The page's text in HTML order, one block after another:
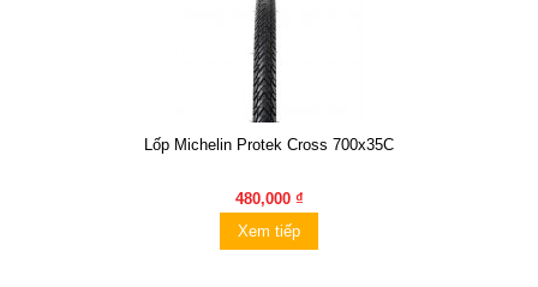
Lốp Michelin Protek Cross 700x35C
480,000 ₫
Xem tiếp